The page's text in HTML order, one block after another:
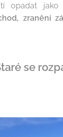
opadat
zranění
se